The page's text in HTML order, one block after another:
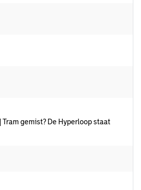
Tram gemist? De Hyperloop staat